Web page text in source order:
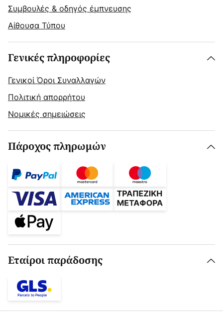
Συμβουλές & οδηγός έμπνευσης
Αίθουσα Τύπου
Γενικές πληροφορίες
Γενικοί Όροι Συναλλαγών
Πολιτική απορρήτου
Νομικές σημειώσεις
Πάροχος πληρωμών
Εταίροι παράδοσης